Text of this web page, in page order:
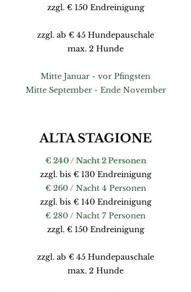
zzgl. € 150 Endreinigung
zzgl. ab € 45 Hundepauschale
max. 2 Hunde
Mitte Januar - vor Pfingsten
Mitte September - Ende November
ALTA STAGIONE
€ 240 / Nacht 2 Personen
zzgl. bis € 130 Endreinigung
€ 260 / Nacht 4 Personen
zzgl. bis € 140 Endreinigung
€ 280 / Nacht 7 Personen
zzgl. € 150 Endreinigung
zzgl. ab € 45 Hundepauschale
max. 2 Hunde